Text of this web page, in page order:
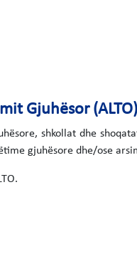
Gjuhësor (ALTO)
shkollat dhe
gjuhësore dhe/ose